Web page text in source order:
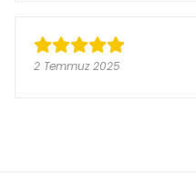
2 Temmuz 2025